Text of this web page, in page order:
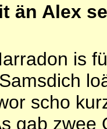
än Alex
is
scho
gab zwee